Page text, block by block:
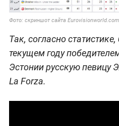
Фото: скриншот сайта
Так, согласно
текущем году
Эстонии русскую певицу
La Forza.